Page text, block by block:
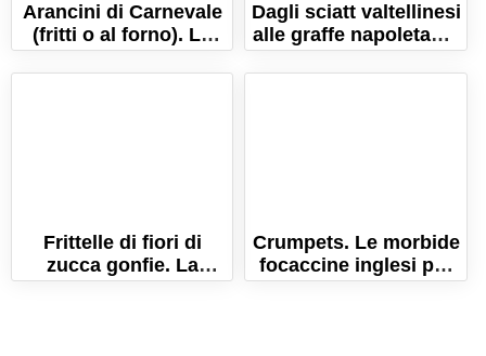
Arancini di Carnevale
(fritti o al forno). La
ricetta originale
marchigiana!
Dagli sciatt valtellinesi
alle graffe napoletane.
Viaggio nello street
food italiano
Frittelle di fiori di
zucca gonfie. La
ricetta semplice e
Crumpets. Le morbide
focaccine inglesi per
farciture dolci o